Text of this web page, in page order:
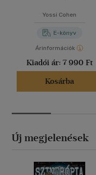
Yossi Cohen
E-könyv
Árinformációk
Kiadói ár: 7 990 Ft
Kosárba
Új megjelenések